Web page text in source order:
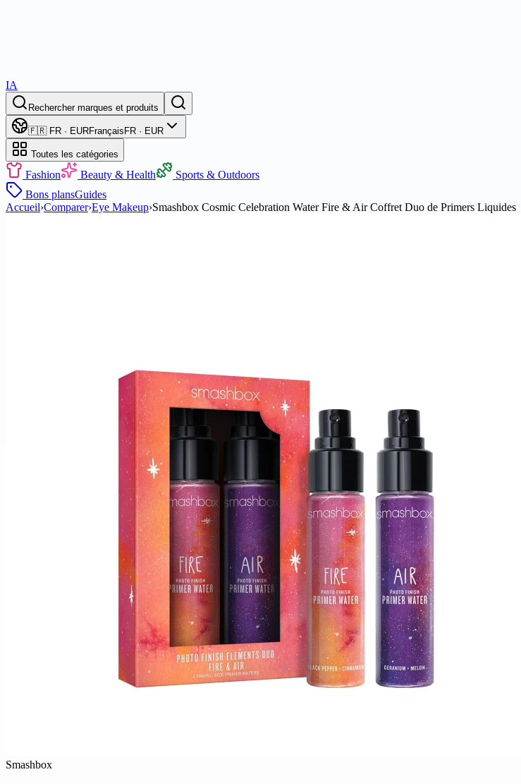
IA
Rechercher marques et produits
🇫🇷 FR · EURFrançais FR · EUR
Toutes les catégories
Fashion Beauty & Health
Sports & Outdoors
Bons plansGuides
Accueil›Comparer›Eye Makeup›Smashbox Cosmic Celebration Water Fire & Air Coffret Duo de Primers Liquides
Smashbox